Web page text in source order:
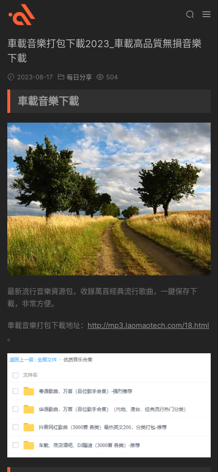
車載音樂打包下載2023_車載高品質無損音樂
下載
2023-08-17 每日分享 504
車載音樂下載
最新流行音樂資源包，收錄萬首經典流行歌曲，一鍵保存下
載，非常方便。
車載音樂打包下載地址： http://mp3.laomaotech.com/18.html
。